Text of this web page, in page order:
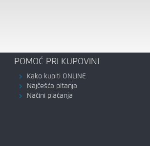
POMOĆ PRI KUPOVINI
Kako kupiti ONLINE
Najčešća pitanja
Načini plaćanja